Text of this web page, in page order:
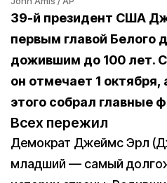
39-й президент США
первым главой Белого
дожившим до 100 лет.
он отмечает 1 октября,
этого собрал главные
Всех пережил
Демократ Джеймс Эрл
младший — самый